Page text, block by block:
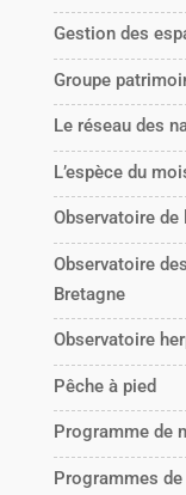
Gestion des
Groupe
Le réseau des
L’espèce du
Observatoire
Observatoire
Bretagne
Observatoire
Pêche à pied
Programme de
Programmes